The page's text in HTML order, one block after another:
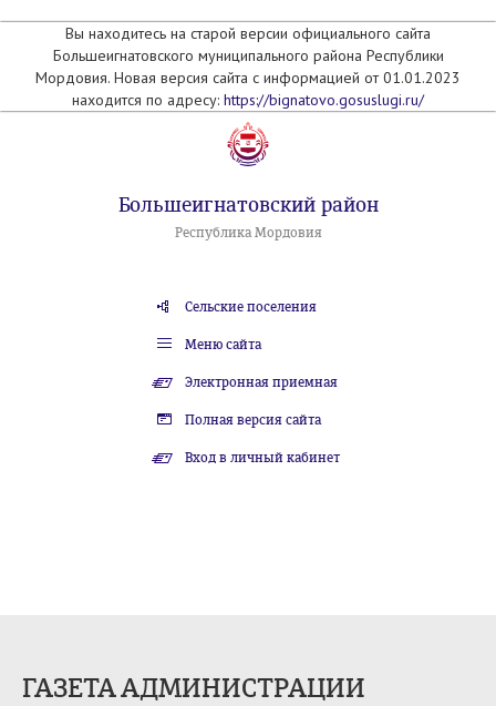
Вы находитесь на старой версии официального сайта
Большеигнатовского муниципального района Республики
Мордовия. Новая версия сайта с информацией от 01.01.2023
находится по адресу: https://bignatovo.gosuslugi.ru/
Большеигнатовский район
Республика Мордовия
Сельские поселения
Меню сайта
Электронная приемная
Полная версия сайта
Вход в личный кабинет
ГАЗЕТА АДМИНИСТРАЦИИ